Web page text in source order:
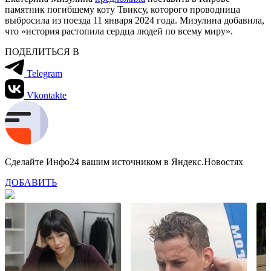
памятник погибшему коту Твиксу, которого проводница
выбросила из поезда 11 января 2024 года. Мизулина добавила,
что «история растопила сердца людей по всему миру».
ПОДЕЛИТЬСЯ В
Telegram
Vkontakte
Сделайте Инфо24 вашим источником в Яндекс.Новостях
ДОБАВИТЬ